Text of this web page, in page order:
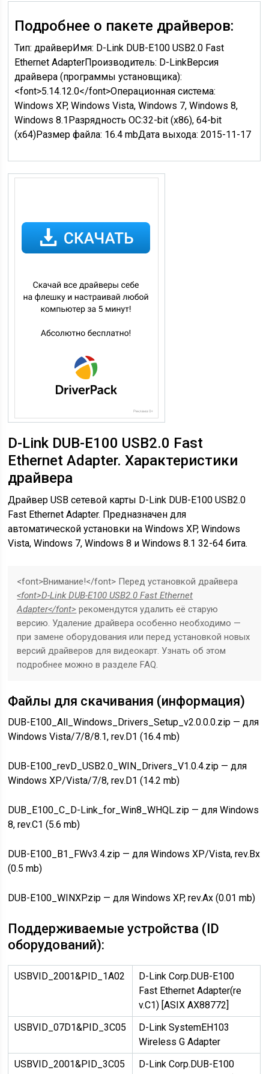
Подробнее о пакете драйверов:
Тип: драйверИмя: D-Link DUB-E100 USB2.0 Fast
Ethernet AdapterПроизводитель: D-LinkВерсия
драйвера (программы установщика):
<font>5.14.12.0</font>Операционная система:
Windows XP, Windows Vista, Windows 7, Windows 8,
Windows 8.1Разрядность ОС:32-bit (x86), 64-bit
(x64)Размер файла: 16.4 mbДата выхода: 2015-11-17
D-Link DUB-E100 USB2.0 Fast
Ethernet Adapter. Характеристики
драйвера
Драйвер USB сетевой карты D-Link DUB-E100 USB2.0
Fast Ethernet Adapter. Предназначен для
автоматической установки на Windows XP, Windows
Vista, Windows 7, Windows 8 и Windows 8.1 32-64 бита.
<font>Внимание!</font> Перед установкой драйвера
<font>D-Link DUB-E100 USB2.0 Fast Ethernet
Adapter</font> рекомендутся удалить её старую
версию. Удаление драйвера особенно необходимо —
при замене оборудования или перед установкой новых
версий драйверов для видеокарт. Узнать об этом
подробнее можно в разделе FAQ.
Файлы для скачивания (информация)
DUB-E100_All_Windows_Drivers_Setup_v2.0.0.0.zip — для
Windows Vista/7/8/8.1, rev.D1 (16.4 mb)
DUB-E100_revD_USB2.0_WIN_Drivers_V1.0.4.zip — для
Windows XP/Vista/7/8, rev.D1 (14.2 mb)
DUB_E100_C_D-Link_for_Win8_WHQL.zip — для Windows
8, rev.C1 (5.6 mb)
DUB-E100_B1_FWv3.4.zip — для Windows XP/Vista, rev.Bx
(0.5 mb)
DUB-E100_WINXP.zip — для Windows XP, rev.Ax (0.01 mb)
Поддерживаемые устройства (ID
оборудований):
USBVID_2001&PID_1A02 D-Link Corp.DUB-E100
Fast Ethernet Adapter(re
v.C1) [ASIX AX88772]
USBVID_07D1&PID_3C05
D-Link SystemEH103
Wireless G Adapter
USBVID_2001&PID_3C05
D-Link Corp.DUB-E100